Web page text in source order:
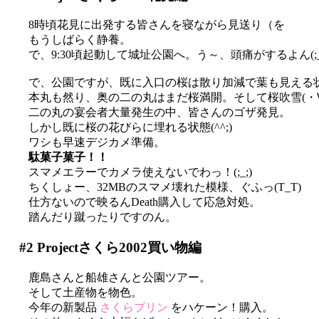
8時頃花見に出発する皆さんを寝ながら見送り（を
もうしばらく静養。
で、9:30頃起動して城址公園へ。う～、頭痛がするよん
で、公園ですが、既に入口の桜は散り加減で葉も見える
本丸も然り、奥の二の丸はまだ桜満開。そして桜吹雪(
二の丸の宴会者大量発生の中、皆さんのゴザ発見。
しかし既に桜の花びらに埋れる状態(^^;)
ワシも早速デジカメ準備。
駄菓子菓子！！
スマメエラーでカメラ使えないでわっ！(;_;)
ちくしょー、32MBのスマメ壊れた模様、ぐふっ(T_T)
仕方ないので映るんDeath購入して応急対処。
踏んだり蹴ったりですのん。
#2 Projectさくら2002買い物編
鹿島さんと船雄さんと公園ツアー。
そして土産物を物色。
今年の新製品 さくらプリン をハケーン！購入。